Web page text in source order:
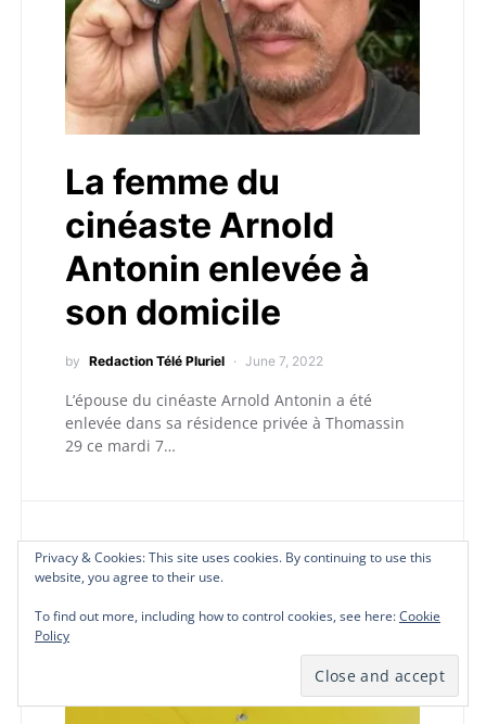
Privacy & Cookies: This site uses cookies. By continuing to use this
website, you agree to their use.
To find out more, including how to control cookies, see here:Cookie
Policy
La femme du
cinéaste Arnold
Antonin enlevée à
son domicile
by Redaction Télé Pluriel June 7, 2022
L’épouse du cinéaste Arnold Antonin a été
enlevée dans sa résidence privée à Thomassin
29 ce mardi 7…
I Insécurité
Privacy & Cookies: This site uses cookies. By continuing to use this
website, you agree to their use.
To find out more, including how to control cookies, see here:Cookie
Policy
Privacy & Cookies: This site uses cookies. By continuing to use this
website, you agree to their use.
To find out more, including how to control cookies, see here:Cookie
Policy
Privacy & Cookies: This site uses cookies. By continuing to use this
website, you agree to their use.
To find out more, including how to control cookies, see here:Cookie
Policy